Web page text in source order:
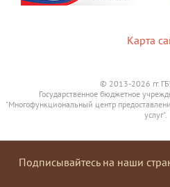
Карта
© 2013-2026 гг.
Государственное бюджетное
"Многофункциональный центр
услуг".
Подписывайтесь на наши